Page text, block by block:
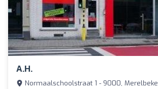
A.H.
Normaalschoolstraat 1 - 9000, Merelbeke